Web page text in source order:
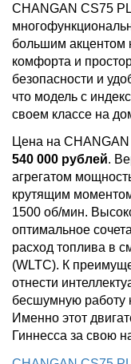
CHANGAN CS75
большим акцентом
комфорта и
безопасности и
что модель с
своем классе на
Цена на CHANGAN
540 000 рублей.
агрегатом
крутящим
1500 об/мин.
оптимальное
расход топлива в
(WLTC). К
отнести
бесшумную работу
Именно этот
Гиннесса за свою